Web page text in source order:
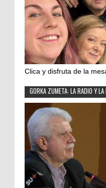
Clica y disfruta de la
GORKA ZUMETA: LA RADIO Y